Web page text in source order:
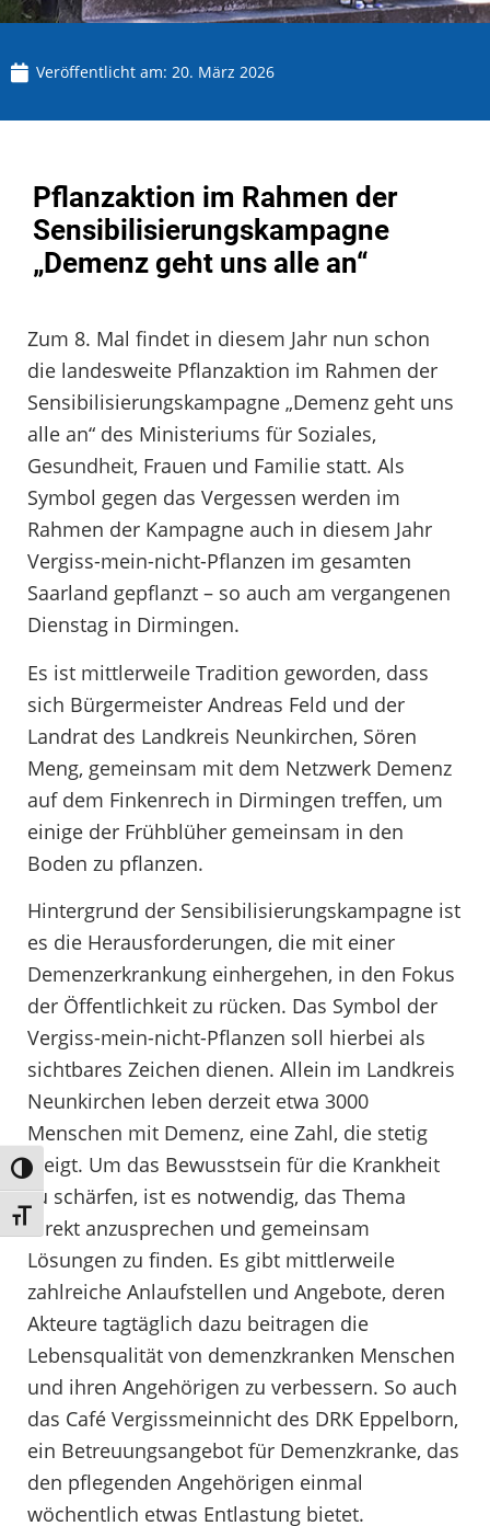
Umschalten auf hohe Kontraste
Schrift vergrößern
Veröffentlicht am: 20. März 2026
Pflanzaktion im Rahmen der
Sensibilisierungskampagne
„Demenz geht uns alle an“
Zum 8. Mal findet in diesem Jahr nun schon
die landesweite Pflanzaktion im Rahmen der
Sensibilisierungskampagne „Demenz geht uns
alle an“ des Ministeriums für Soziales,
Gesundheit, Frauen und Familie statt. Als
Symbol gegen das Vergessen werden im
Rahmen der Kampagne auch in diesem Jahr
Vergiss-mein-nicht-Pflanzen im gesamten
Saarland gepflanzt – so auch am vergangenen
Dienstag in Dirmingen.
Es ist mittlerweile Tradition geworden, dass
sich Bürgermeister Andreas Feld und der
Landrat des Landkreis Neunkirchen, Sören
Meng, gemeinsam mit dem Netzwerk Demenz
auf dem Finkenrech in Dirmingen treffen, um
einige der Frühblüher gemeinsam in den
Boden zu pflanzen.
Hintergrund der Sensibilisierungskampagne ist
es die Herausforderungen, die mit einer
Demenzerkrankung einhergehen, in den Fokus
der Öffentlichkeit zu rücken. Das Symbol der
Vergiss-mein-nicht-Pflanzen soll hierbei als
sichtbares Zeichen dienen. Allein im Landkreis
Neunkirchen leben derzeit etwa 3000
Menschen mit Demenz, eine Zahl, die stetig
steigt. Um das Bewusstsein für die Krankheit
zu schärfen, ist es notwendig, das Thema
direkt anzusprechen und gemeinsam
Lösungen zu finden. Es gibt mittlerweile
zahlreiche Anlaufstellen und Angebote, deren
Akteure tagtäglich dazu beitragen die
Lebensqualität von demenzkranken Menschen
und ihren Angehörigen zu verbessern. So auch
das Café Vergissmeinnicht des DRK Eppelborn,
ein Betreuungsangebot für Demenzkranke, das
den pflegenden Angehörigen einmal
wöchentlich etwas Entlastung bietet.